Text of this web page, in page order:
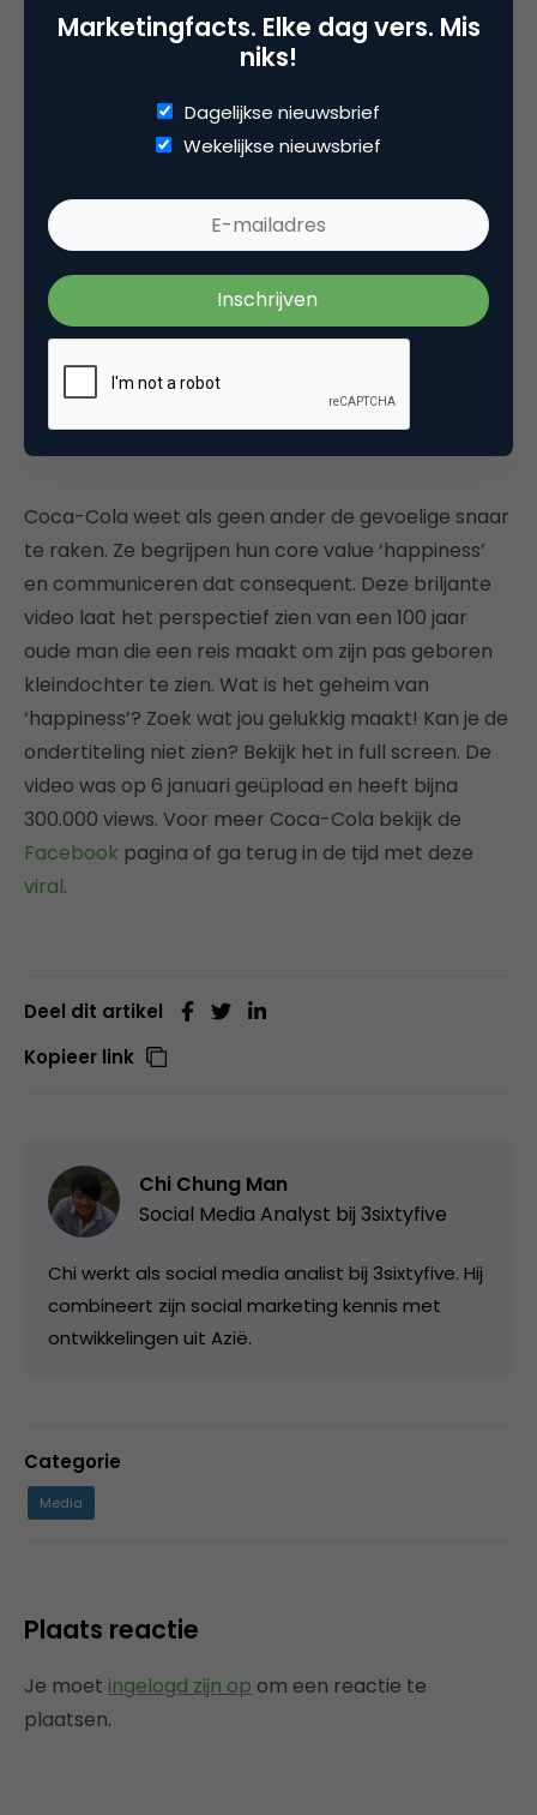
100-Year-Old Man Shares The Secret
Coca-Cola weet als geen ander de gevoelige snaar
te raken. Ze begrijpen hun core value ‘happiness’
en communiceren dat consequent. Deze briljante
video laat het perspectief zien van een 100 jaar
oude man die een reis maakt om zijn pas geboren
kleindochter te zien. Wat is het geheim van
‘happiness’? Zoek wat jou gelukkig maakt! Kan je de
ondertiteling niet zien? Bekijk het in full screen. De
video was op 6 januari geüpload en heeft bijna
300.000 views. Voor meer Coca-Cola bekijk de
Facebook pagina of ga terug in de tijd met deze
viral.
Deel dit artikel
Kopieer link
Chi Chung Man
Social Media Analyst bij 3sixtyfive
Chi werkt als social media analist bij 3sixtyfive. Hij
combineert zijn social marketing kennis met
ontwikkelingen uit Azië.
Categorie
Media
Plaats reactie
Je moet ingelogd zijn op om een reactie te
plaatsen.
Marketingfacts. Elke dag vers. Mis
niks!
Dagelijkse nieuwsbrief
Wekelijkse nieuwsbrief